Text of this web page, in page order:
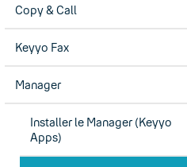
Copy & Call
Keyyo Fax
Manager
Installer le Manager (Keyyo
Apps)